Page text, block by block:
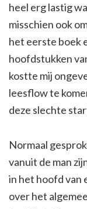
heel erg lastig
misschien ook
het eerste boek
hoofdstukken
kostte mij
leesflow te
deze slechte
Normaal
vanuit de man
in het hoofd van
over het